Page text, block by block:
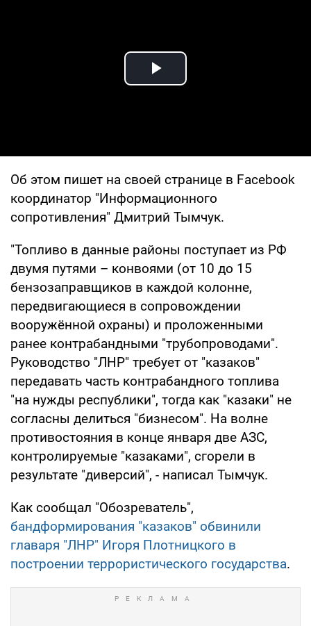
Play Video
Об этом пишет на своей странице в Facebook
координатор "Информационного
сопротивления" Дмитрий Тымчук.
"Топливо в данные районы поступает из РФ
двумя путями – конвоями (от 10 до 15
бензозаправщиков в каждой колонне,
передвигающиеся в сопровождении
вооружённой охраны) и проложенными
ранее контрабандными "трубопроводами".
Руководство "ЛНР" требует от "казаков"
передавать часть контрабандного топлива
"на нужды республики", тогда как "казаки" не
согласны делиться "бизнесом". На волне
противостояния в конце января две АЗС,
контролируемые "казаками", сгорели в
результате "диверсий", - написал Тымчук.
Как сообщал "Обозреватель",
бандформирования "казаков" обвинили
главаря "ЛНР" Игоря Плотницкого в
построении террористического государства.